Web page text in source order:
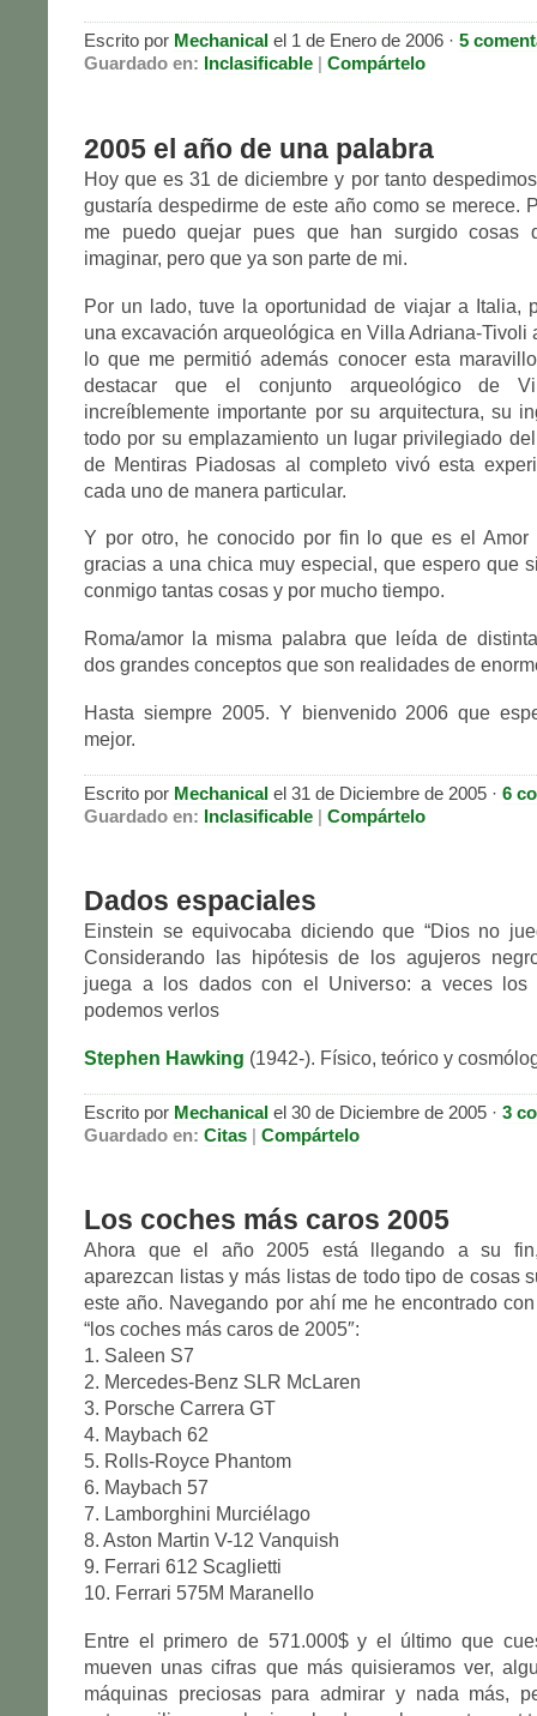
Escrito por Mechanical el 1 de Enero de 2006 · 5
Guardado en: Inclasificable | Compártelo
2005 el año de una palabra
Hoy que es 31 de diciembre y por tanto
gustaría despedirme de este año como se merece.
me puedo quejar pues que han surgido cosas
imaginar, pero que ya son parte de mi.
Por un lado, tuve la oportunidad de viajar a Italia,
una excavación arqueológica en Villa Adriana-Tivoli
lo que me permitió además conocer esta
destacar que el conjunto arqueológico de
increíblemente importante por su arquitectura, su
todo por su emplazamiento un lugar privilegiado
de Mentiras Piadosas al completo vivó esta
cada uno de manera particular.
Y por otro, he conocido por fin lo que es el Amor
gracias a una chica muy especial, que espero que
conmigo tantas cosas y por mucho tiempo.
Roma/amor la misma palabra que leída de
dos grandes conceptos que son realidades de
Hasta siempre 2005. Y bienvenido 2006 que
mejor.
Escrito por Mechanical el 31 de Diciembre de 2005 · 6
Guardado en: Inclasificable | Compártelo
Dados espaciales
Einstein se equivocaba diciendo que “Dios no
Considerando las hipótesis de los agujeros
juega a los dados con el Universo: a veces los
podemos verlos
Stephen Hawking (1942-). Físico, teórico y
Escrito por Mechanical el 30 de Diciembre de 2005 · 3
Guardado en: Citas | Compártelo
Los coches más caros 2005
Ahora que el año 2005 está llegando a su
aparezcan listas y más listas de todo tipo de cosas
este año. Navegando por ahí me he encontrado
“los coches más caros de 2005″:
1. Saleen S7
2. Mercedes-Benz SLR McLaren
3. Porsche Carrera GT
4. Maybach 62
5. Rolls-Royce Phantom
6. Maybach 57
7. Lamborghini Murciélago
8. Aston Martin V-12 Vanquish
9. Ferrari 612 Scaglietti
10. Ferrari 575M Maranello
Entre el primero de 571.000$ y el último que
mueven unas cifras que más quisieramos ver,
máquinas preciosas para admirar y nada más,